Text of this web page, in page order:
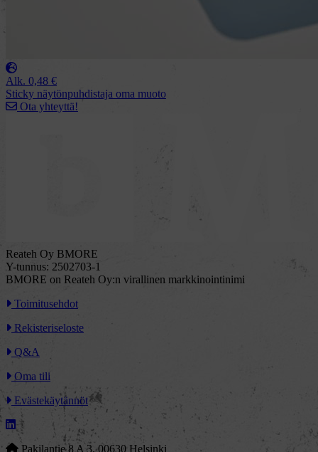
Alk. 0,48 €
Sticky näytönpuhdistaja oma muoto
Ota yhteyttä!
Reateh Oy BMORE
Y-tunnus: 2502703-1
BMORE on Reateh Oy:n virallinen markkinointinimi
Toimitusehdot
Rekisteriseloste
Q&A
Oma tili
Evästekäytännöt
Pakilantie 8 A 3, 00630 Helsinki